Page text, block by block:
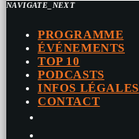
NAVIGATE_NEXT
PROGRAMME
ÉVÉNEMENTS
TOP 10
PODCASTS
INFOS LÉGALES
CONTACT